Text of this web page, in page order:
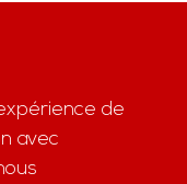
de
avec